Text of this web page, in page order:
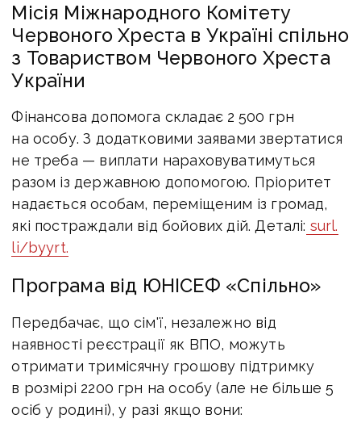
Місія Міжнародного Комітету
Червоного Хреста в Україні спільно
з Товариством Червоного Хреста
України
Фінансова допомога складає 2 500 грн
на особу. З додатковими заявами звертатися
не треба — виплати нараховуватимуться
разом із державною допомогою. Пріоритет
надається особам, переміщеним із громад,
які постраждали від бойових дій. Деталі: surl.
li/byyrt.
Програма від ЮНІСЕФ «Спільно»
Передбачає, що сім'ї, незалежно від
наявності реєстрації як ВПО, можуть
отримати тримісячну грошову підтримку
в розмірі 2200 грн на особу (але не більше 5
осіб у родині), у разі якщо вони: